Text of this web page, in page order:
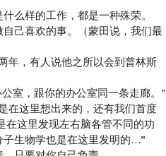
么样的工作，都是一种殊荣。
己喜欢的事。（蒙田说，我们最
年，有人说他之所以会到普林斯
室，跟你的办公室同一条走廊。”
在这里想出来的，还有我们首度
这里发现左右脑各管不同的功
生物学也是在这里发明的…”